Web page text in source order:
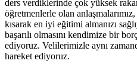
ders verdiklerinde çok yüksek
öğretmenlerle olan
kısarak en iyi eğitimi almanızı
başarılı olmasını kendimize bir
ediyoruz. Velilerimizle aynı
hareket ediyoruz.